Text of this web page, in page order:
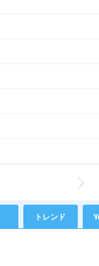
トレンド